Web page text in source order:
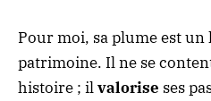
Pour moi, sa plume est
patrimoine. Il ne se
histoire ; ilvalorise ses